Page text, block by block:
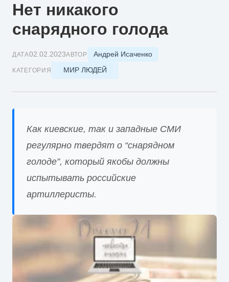
Нет никакого
снарядного голода
ДАТА02.02.2023АВТОР Андрей Исаченко
КАТЕГОРИЯ МИР ЛЮДЕЙ
Как киевские, так и западные СМИ
регулярно твердят о “снарядном
голоде”, который якобы должны
испытывать российские
артиллеристы.